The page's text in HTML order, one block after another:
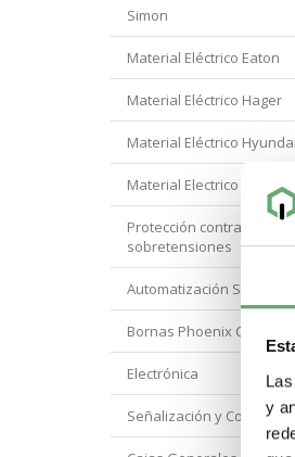
y
Simon
Material Eléctrico Eaton
Material Eléctrico Hager
Material Eléctrico Hyundai
Material Electrico Legrand
Protección contra
sobretensiones
Automatización Siemens
Bornas Phoenix Contact
Electrónica
Señalización y Control